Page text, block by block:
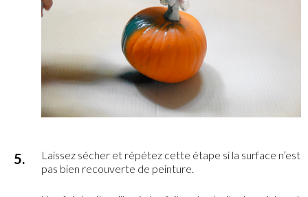
Laissez sécher et répétez cette étape si la surface n’est
pas bien recouverte de peinture.